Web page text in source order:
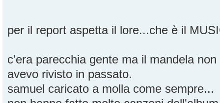
per il report aspetta il lore...che è il
c'era parecchia gente ma il mandela
avevo rivisto in passato.
samuel caricato a molla come sempre...